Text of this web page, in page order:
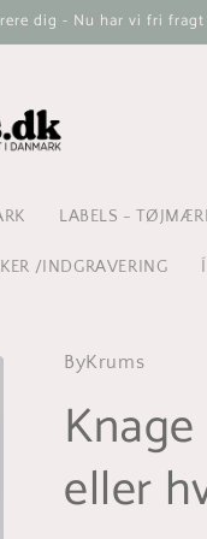
dig - Nu har vi fri
LABELS -
/INDGRAVERING
ByKrums
eller